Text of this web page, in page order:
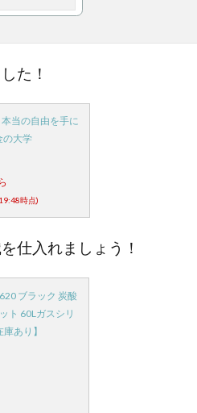
た！
本当の自由を手に
の大学
時点)
仕入れましょう！
ブラック 炭酸
ト 60Lガスシリ
あり】